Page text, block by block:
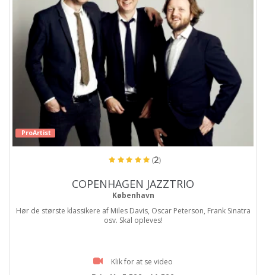
ProArtist
(2)
COPENHAGEN JAZZTRIO
København
Hør de største klassikere af Miles Davis, Oscar Peterson, Frank Sinatra
osv. Skal opleves!
Klik for at se video